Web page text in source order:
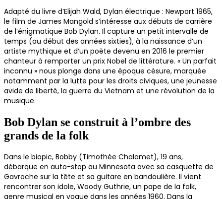
Adapté du livre d’Elijah Wald, Dylan électrique : Newport 1965,
le film de James Mangold s’intéresse aux débuts de carrière
de l’énigmatique Bob Dylan. Il capture un petit intervalle de
temps (au début des années sixties), à la naissance d’un
artiste mythique et d’un poète devenu en 2016 le premier
chanteur à remporter un prix Nobel de littérature. « Un parfait
inconnu » nous plonge dans une époque césure, marquée
notamment par la lutte pour les droits civiques, une jeunesse
avide de liberté, la guerre du Vietnam et une révolution de la
musique.
Bob Dylan se construit à l’ombre des
grands de la folk
Dans le biopic, Bobby (Timothée Chalamet), 19 ans,
débarque en auto-stop au Minnesota avec sa casquette de
Gavroche sur la tête et sa guitare en bandoulière. Il vient
rencontrer son idole, Woody Guthrie, un pape de la folk,
genre musical en vogue dans les années 1960. Dans la